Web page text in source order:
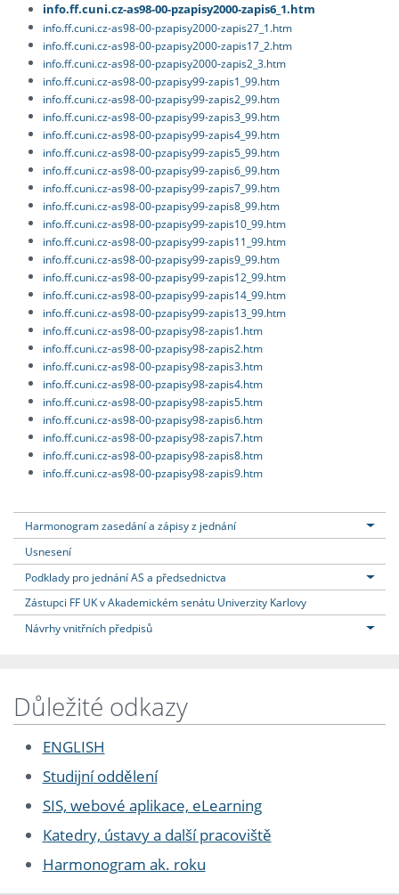
info.ff.cuni.cz-as98-00-pzapisy2000-zapis6_1.htm
info.ff.cuni.cz-as98-00-pzapisy2000-zapis27_1.htm
info.ff.cuni.cz-as98-00-pzapisy2000-zapis17_2.htm
info.ff.cuni.cz-as98-00-pzapisy2000-zapis2_3.htm
info.ff.cuni.cz-as98-00-pzapisy99-zapis1_99.htm
info.ff.cuni.cz-as98-00-pzapisy99-zapis2_99.htm
info.ff.cuni.cz-as98-00-pzapisy99-zapis3_99.htm
info.ff.cuni.cz-as98-00-pzapisy99-zapis4_99.htm
info.ff.cuni.cz-as98-00-pzapisy99-zapis5_99.htm
info.ff.cuni.cz-as98-00-pzapisy99-zapis6_99.htm
info.ff.cuni.cz-as98-00-pzapisy99-zapis7_99.htm
info.ff.cuni.cz-as98-00-pzapisy99-zapis8_99.htm
info.ff.cuni.cz-as98-00-pzapisy99-zapis10_99.htm
info.ff.cuni.cz-as98-00-pzapisy99-zapis11_99.htm
info.ff.cuni.cz-as98-00-pzapisy99-zapis9_99.htm
info.ff.cuni.cz-as98-00-pzapisy99-zapis12_99.htm
info.ff.cuni.cz-as98-00-pzapisy99-zapis14_99.htm
info.ff.cuni.cz-as98-00-pzapisy99-zapis13_99.htm
info.ff.cuni.cz-as98-00-pzapisy98-zapis1.htm
info.ff.cuni.cz-as98-00-pzapisy98-zapis2.htm
info.ff.cuni.cz-as98-00-pzapisy98-zapis3.htm
info.ff.cuni.cz-as98-00-pzapisy98-zapis4.htm
info.ff.cuni.cz-as98-00-pzapisy98-zapis5.htm
info.ff.cuni.cz-as98-00-pzapisy98-zapis6.htm
info.ff.cuni.cz-as98-00-pzapisy98-zapis7.htm
info.ff.cuni.cz-as98-00-pzapisy98-zapis8.htm
info.ff.cuni.cz-as98-00-pzapisy98-zapis9.htm
Harmonogram zasedání a zápisy z jednání
Usnesení
Podklady pro jednání AS a předsednictva
Zástupci FF UK v Akademickém senátu Univerzity Karlovy
Návrhy vnitřních předpisů
Důležité odkazy
ENGLISH
Studijní oddělení
SIS, webové aplikace, eLearning
Katedry, ústavy a další pracoviště
Harmonogram ak. roku